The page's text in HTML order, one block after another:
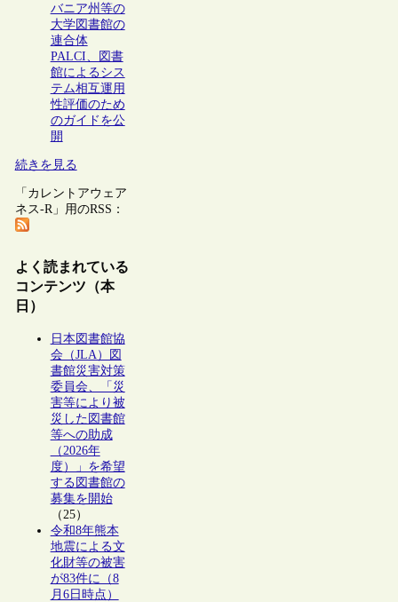
バニア州等の
大学図書館の
連合体
PALCI、図書
館によるシス
テム相互運用
性評価のため
のガイドを公
開
続きを見る
「カレントアウェア
ネス-R」用のRSS：
よく読まれている
コンテンツ（本
日）
日本図書館協
会（JLA）図
書館災害対策
委員会、「災
害等により被
災した図書館
等への助成
（2026年
度）」を希望
する図書館の
募集を開始
（25）
令和8年熊本
地震による文
化財等の被害
が83件に（8
月6日時点）